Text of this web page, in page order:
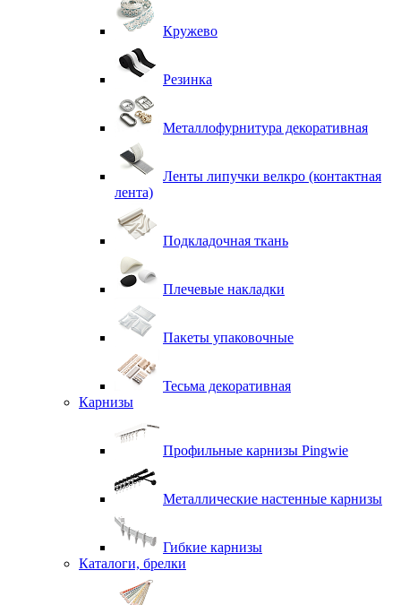
Кружево
Резинка
Металлофурнитура декоративная
Ленты липучки велкро (контактная
лента)
Подкладочная ткань
Плечевые накладки
Пакеты упаковочные
Тесьма декоративная
Карнизы
Профильные карнизы Pingwie
Металлические настенные карнизы
Гибкие карнизы
Каталоги, брелки